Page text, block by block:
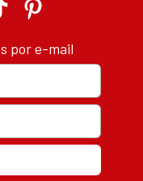
por e-mail